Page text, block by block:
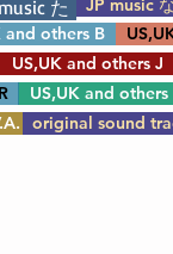
た
JP music
and others B
US,UK and others J
US,UK and others
original sound